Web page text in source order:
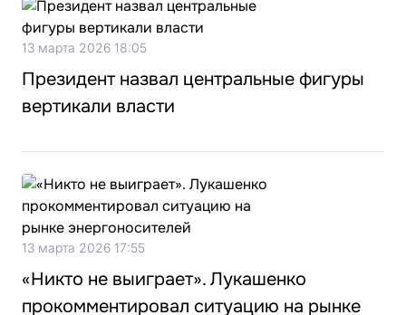
13 марта 2026 18:05
Президент назвал центральные фигуры
вертикали власти
13 марта 2026 17:55
«Никто не выиграет». Лукашенко
прокомментировал ситуацию на рынке